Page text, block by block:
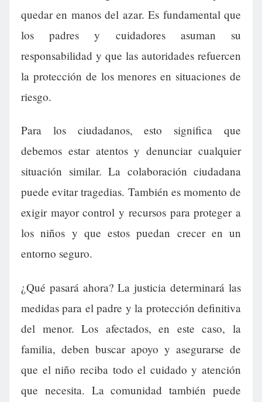
quedar en manos del azar. Es fundamental que
los padres y cuidadores asuman su
responsabilidad y que las autoridades refuercen
la protección de los menores en situaciones de
riesgo.
Para los ciudadanos, esto significa que
debemos estar atentos y denunciar cualquier
situación similar. La colaboración ciudadana
puede evitar tragedias. También es momento de
exigir mayor control y recursos para proteger a
los niños y que estos puedan crecer en un
entorno seguro.
¿Qué pasará ahora? La justicia determinará las
medidas para el padre y la protección definitiva
del menor. Los afectados, en este caso, la
familia, deben buscar apoyo y asegurarse de
que el niño reciba todo el cuidado y atención
que necesita. La comunidad también puede